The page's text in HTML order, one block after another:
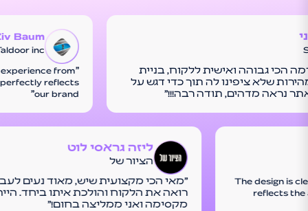
הכי גבוהה ואישית ללקוח, בניית
שלא ציפינו לה תוך כדי דגש על
נראה מדהים, תודה רבה!!!"
Baum
inc
experience from
perfectly reflects
our brand"
ליזה גראסי לוט
הציור של
"מאי הכי מקצועית שיש, מאוד נעים
רואה את הלקוח והולכת איתו ביחד.
מקסימה ואני ממליצה בחום!"
"The design is
reflects the